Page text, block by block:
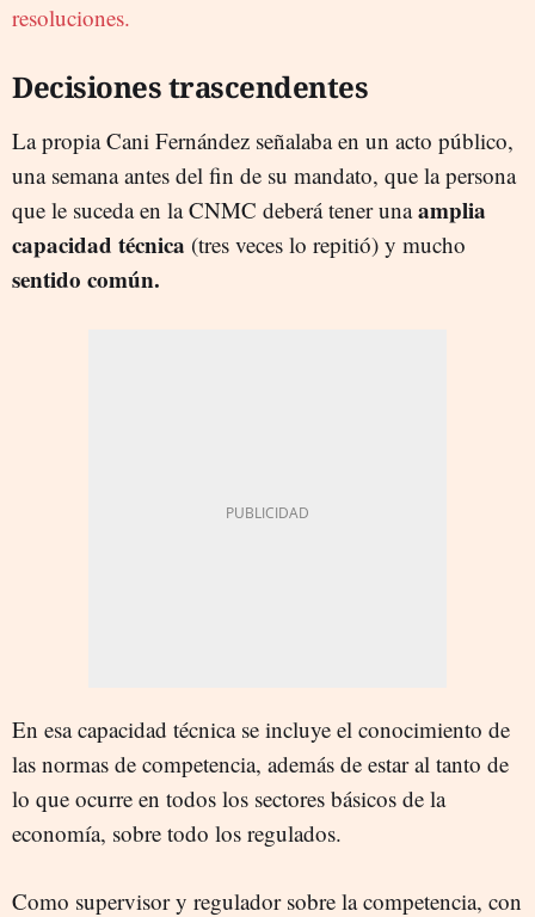
resoluciones.
Decisiones trascendentes
La propia Cani Fernández señalaba en un acto público,
una semana antes del fin de su mandato, que la persona
que le suceda en la CNMC deberá tener unaamplia
capacidad técnica (tres veces lo repitió) y mucho
sentido común.
En esa capacidad técnica se incluye el conocimiento de
las normas de competencia, además de estar al tanto de
lo que ocurre en todos los sectores básicos de la
economía, sobre todo los regulados.
Como supervisor y regulador sobre la competencia, con